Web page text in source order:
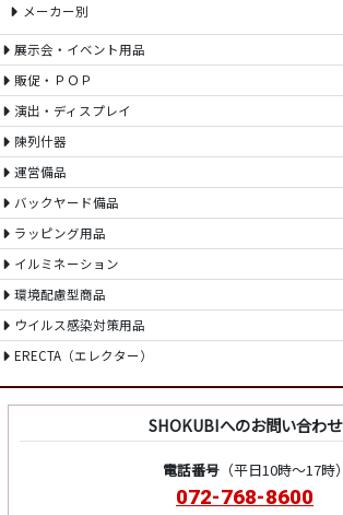
メーカー別
展示会・イベント用品
販促・ＰＯＰ
演出・ディスプレイ
陳列什器
運営備品
バックヤード備品
ラッピング用品
イルミネーション
環境配慮型商品
ウイルス感染対策用品
ERECTA（エレクター）
SHOKUBIへのお問い合わせ
電話番号（平日10時～17時）
072-768-8600